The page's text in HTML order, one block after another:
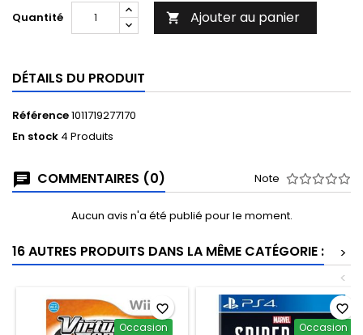
Quantité  Ajouter au panier
DÉTAILS DU PRODUIT
Référence1011719277170
En stock 4 Produits
COMMENTAIRES (0) Note
Aucun avis n'a été publié pour le moment.
16 AUTRES PRODUITS DANS LA MÊME CATÉGORIE :
>
<
Occasion
favorite_border
Occasion
favorite_border